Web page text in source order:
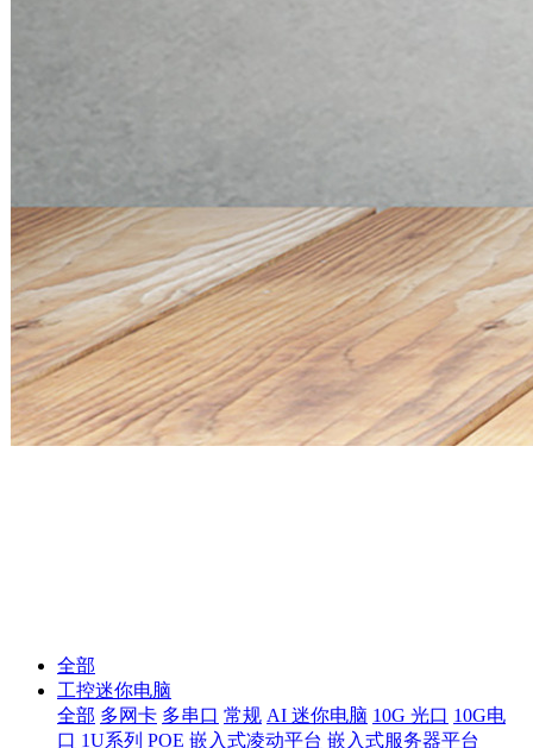
全部
工控迷你电脑
全部 多网卡 多串口 常规 AI 迷你电脑 10G 光口 10G电
口 1U系列 POE 嵌入式凌动平台 嵌入式服务器平台